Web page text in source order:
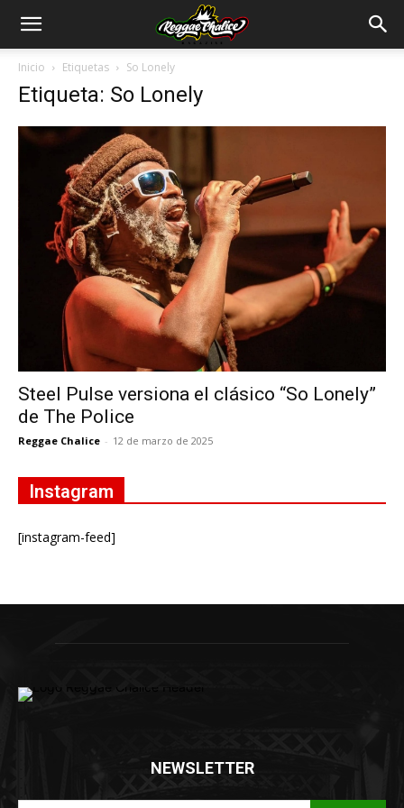
Inicio Etiquetas So Lonely
Etiqueta: So Lonely
Steel Pulse versiona el clásico “So Lonely”
de The Police
Reggae Chalice - 12 de marzo de 2025
Instagram
[instagram-feed]
NEWSLETTER